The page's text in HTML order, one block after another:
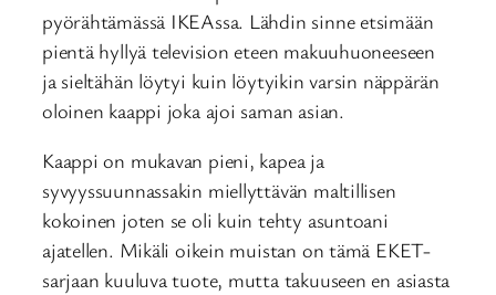
pyörähtämässä IKEAssa. Lähdin sinne etsimään
pientä hyllyä television eteen makuuhuoneeseen
ja sieltähän löytyi kuin löytyikin varsin näppärän
oloinen kaappi joka ajoi saman asian.
Kaappi on mukavan pieni, kapea ja
syvyyssuunnassakin miellyttävän maltillisen
kokoinen joten se oli kuin tehty asuntoani
ajatellen. Mikäli oikein muistan on tämä EKET-
sarjaan kuuluva tuote, mutta takuuseen en asiasta